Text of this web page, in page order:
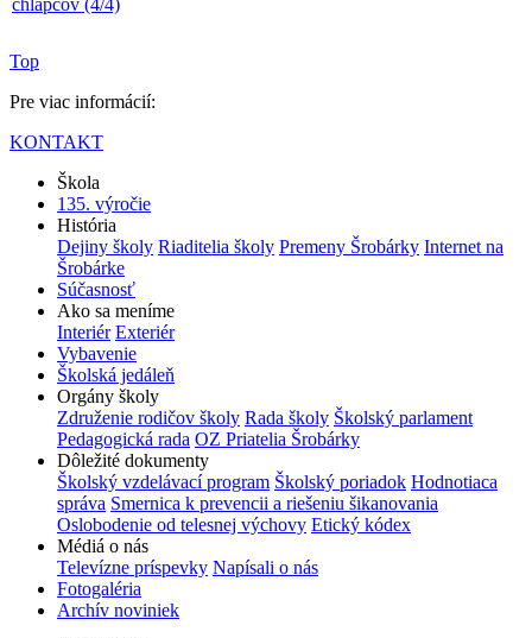
Top
Pre viac informácií:
KONTAKT
Škola
135. výročie
História
Dejiny školy Riaditelia školy Premeny Šrobárky Internet na
Šrobárke
Súčasnosť
Ako sa meníme
Interiér Exteriér
Vybavenie
Školská jedáleň
Orgány školy
Združenie rodičov školy Rada školy Školský parlament
Pedagogická rada OZ Priatelia Šrobárky
Dôležité dokumenty
Školský vzdelávací program Školský poriadok Hodnotiaca
správa Smernica k prevencii a riešeniu šikanovania
Oslobodenie od telesnej výchovy Etický kódex
Médiá o nás
Televízne príspevky Napísali o nás
Fotogaléria
Archív noviniek